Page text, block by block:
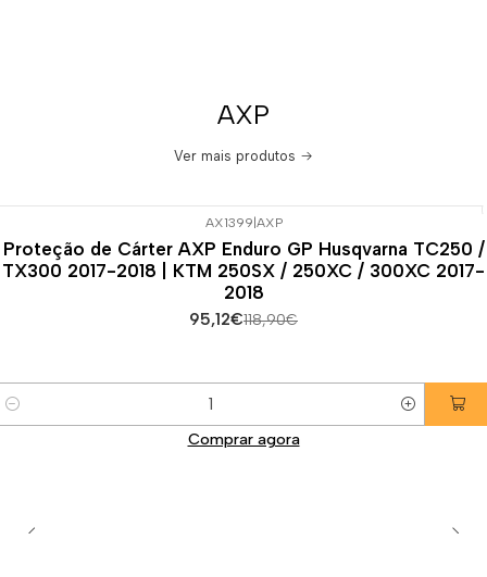
AXP
Ver mais produtos
AX1399 AXP
Proteção de Cárter AXP Enduro GP Husqvarna TC250 /
TX300 2017-2018 | KTM 250SX / 250XC / 300XC 2017-
2018
95,12€118,90€
Comprar agora